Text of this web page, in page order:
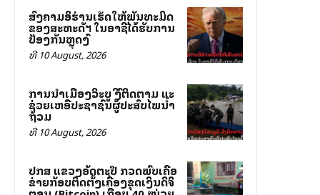
ສົງຄາມອິຮ່ານເຮັດໃຫ້ພັນທະມິດ
ຂອງສະຫະລັດฯ ໃນອາຊີໄດ້ຮັບການ
ປ້ອງກັນຫຼຸດລົງ
ທີ 10 August, 2026
ການນຳເມືອງວິລະບູລີ ລົງຕິດຕາມ ແລະ
ຊ່ວຍເຫລືອປະຊາຊົນຜູ້ປະສົບໄພນ້ຳ
ຖ້ວມ
ທີ 10 August, 2026
ປກສ ແຂວງອັດຕະປື ກວດພົບເຄືອ
ຂ່າຍລັກລອບຕິດຕັ້ງເຄື່ອງຂຸດເງິນດິຈິ